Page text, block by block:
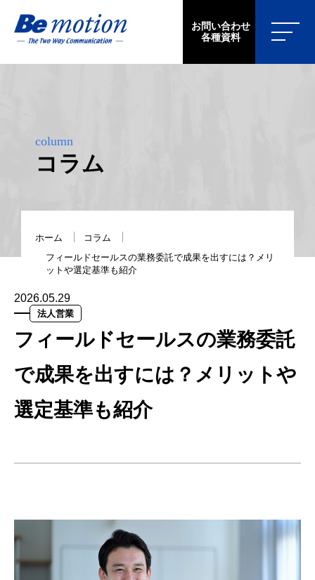
お問い合わせ
各種資料
column
コラム
ホーム
コラム
フィールドセールスの業務委託で成果を出すには？メリ
ットや選定基準も紹介
2026.05.29
法人営業
フィールドセールスの業務委託
で成果を出すには？メリットや
選定基準も紹介